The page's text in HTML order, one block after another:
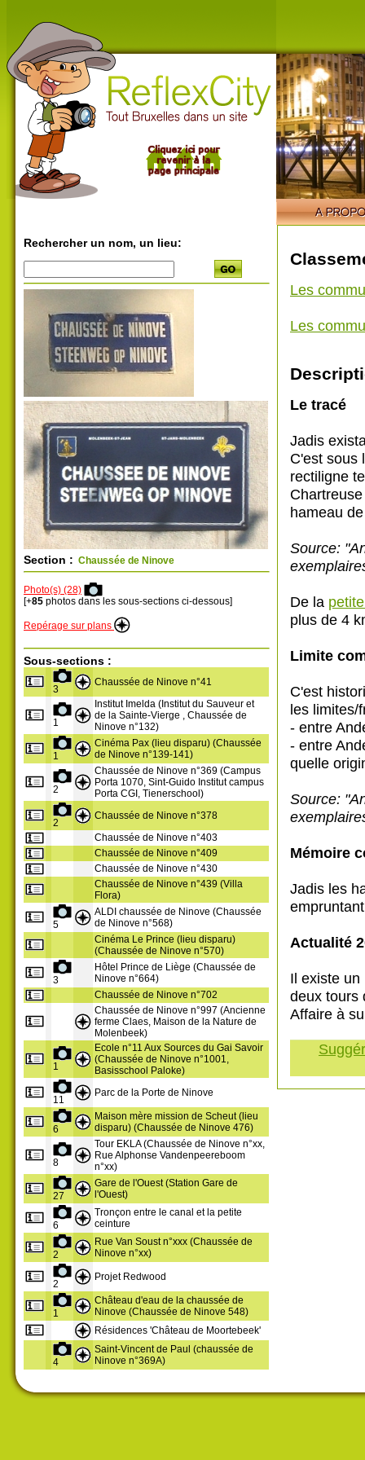
Rechercher un nom, un lieu:
Section : Chaussée de Ninove
Photo(s) (28)
[+85 photos dans les sous-sections ci-dessous]
Repérage sur plans
Sous-sections :
3
Chaussée de Ninove n°41
1
Institut Imelda (Institut du Sauveur et
de la Sainte-Vierge , Chaussée de
Ninove n°132)
1
Cinéma Pax (lieu disparu) (Chaussée
de Ninove n°139-141)
2
Chaussée de Ninove n°369 (Campus
Porta 1070, Sint-Guido Institut campus
Porta CGI, Tienerschool)
2
Chaussée de Ninove n°378
Chaussée de Ninove n°403
Chaussée de Ninove n°409
Chaussée de Ninove n°430
Chaussée de Ninove n°439 (Villa
Flora)
5
ALDI chaussée de Ninove (Chaussée
de Ninove n°568)
Cinéma Le Prince (lieu disparu)
(Chaussée de Ninove n°570)
3
Hôtel Prince de Liège (Chaussée de
Ninove n°664)
Chaussée de Ninove n°702
Chaussée de Ninove n°997 (Ancienne
ferme Claes, Maison de la Nature de
Molenbeek)
1
Ecole n°11 Aux Sources du Gai Savoir
(Chaussée de Ninove n°1001,
Basisschool Paloke)
11
Parc de la Porte de Ninove
6
Maison mère mission de Scheut (lieu
disparu) (Chaussée de Ninove 476)
8
Tour EKLA (Chaussée de Ninove n°xx,
Rue Alphonse Vandenpeereboom
n°xx)
27
Gare de l'Ouest (Station Gare de
l'Ouest)
6
Tronçon entre le canal et la petite
ceinture
2
Rue Van Soust n°xxx (Chaussée de
Ninove n°xx)
2
Projet Redwood
1
Château d'eau de la chaussée de
Ninove (Chaussée de Ninove 548)
Résidences 'Château de Moortebeek'
4
Saint-Vincent de Paul (chaussée de
Ninove n°369A)
Les
Les
Le tracé
Jadis
C'est sous
rectiligne
hameau
Source:
De la
plus de 4
Limite
C'est
les limites/
- entre
- entre
quelle
Source:
Mémoire
Jadis les
Actualité
Il existe
deux tours
Affaire à